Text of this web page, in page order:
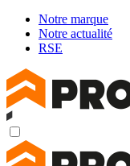
Notre marque
Notre actualité
RSE